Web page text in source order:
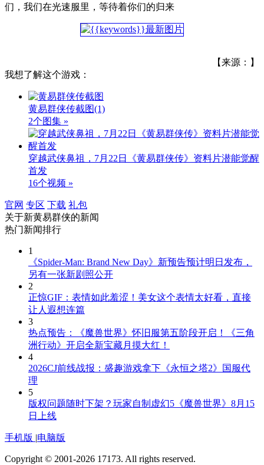
们，我们在光速服里，等待着你们的归来
【来源：】
我想了解这个游戏：
黄易群侠传截图(1)
2个图集 »
穿越武侠鼻祖，7月22日《黄易群侠传》资料片潜能觉醒
首发
16个视频 »
官网 专区 下载 礼包
关于新黄易群侠的新闻
热门新闻排行
1
《Spider-Man: Brand New Day》新预告预计明日发布，
另有一张新剧照公开
2
正惊GIF：表情如此羞涩！美女这个表情太好看，直接
让人遐想连篇
3
热点预告：《魔兽世界》怀旧服第五阶段开启！《三角
洲行动》开启全新宝藏月摸大红！
4
2026CJ前线战报：盛趣游戏拿下《永恒之塔2》国服代
理
5
版权问题随时下架？玩家自制虚幻5《魔兽世界》8月15
日上线
手机版 |电脑版
Copyright © 2001-2026 17173. All rights reserved.